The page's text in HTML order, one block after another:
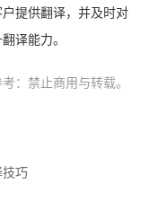
提供翻译，并及时对
译能力。
：禁止商用与转载。
巧